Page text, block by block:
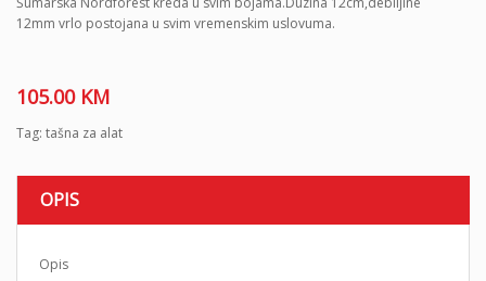
12mm vrlo postojana u svim vremenskim uslovuma.
105.00 KM
Tag: tašna za alat
OPIS
Opis